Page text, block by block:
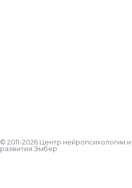
© 2011-2026 Центр нейропсихологии
развития Эмбер